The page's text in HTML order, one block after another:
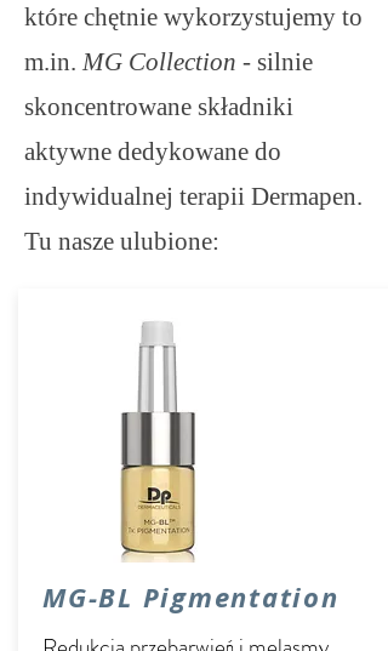
które chętnie wykorzystujemy to
m.in. MG Collection - silnie
skoncentrowane składniki
aktywne dedykowane do
indywidualnej terapii Dermapen.
Tu nasze ulubione:
MG-BL Pigmentation